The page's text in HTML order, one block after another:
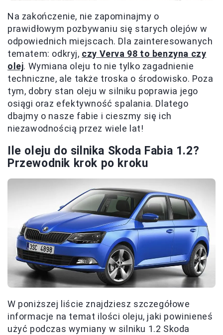
Na zakończenie, nie zapominajmy o
prawidłowym pozbywaniu się starych olejów w
odpowiednich miejscach. Dla zainteresowanych
tematem: odkryj, czy Verva 98 to benzyna czy
olej. Wymiana oleju to nie tylko zagadnienie
techniczne, ale także troska o środowisko. Poza
tym, dobry stan oleju w silniku poprawia jego
osiągi oraz efektywność spalania. Dlatego
dbajmy o nasze fabie i cieszmy się ich
niezawodnością przez wiele lat!
Ile oleju do silnika Skoda Fabia 1.2?
Przewodnik krok po kroku
W poniższej liście znajdziesz szczegółowe
informacje na temat ilości oleju, jaki powinieneś
użyć podczas wymiany w silniku 1.2 Skoda